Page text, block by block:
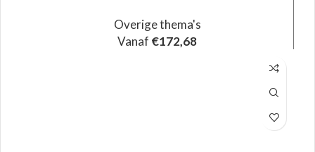
Overige thema's
Vanaf €172,68